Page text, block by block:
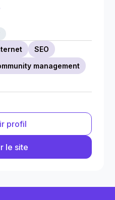
SEO
management
profil
le site